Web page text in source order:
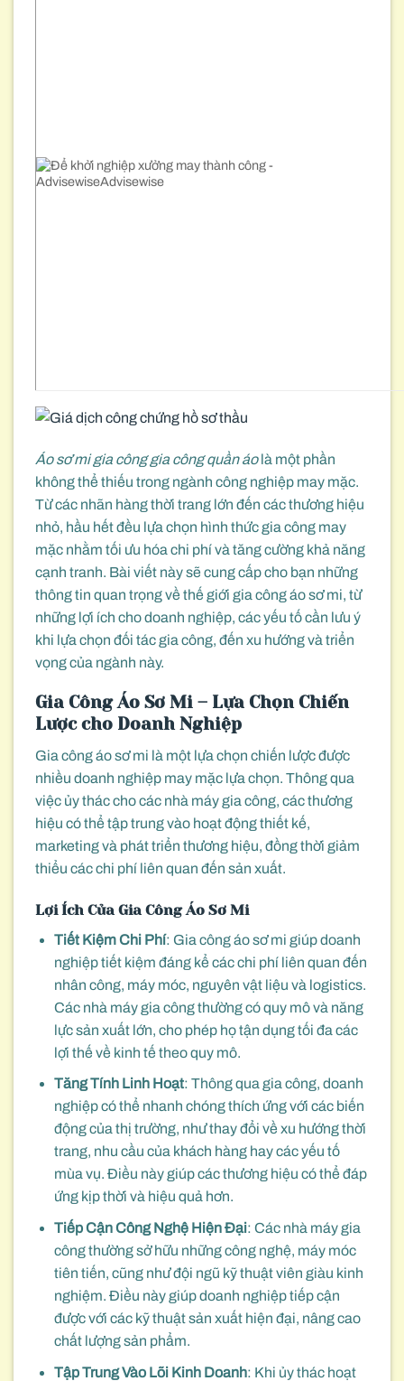
Áo sơ mi gia công gia công quần áolà một phần
không thể thiếu trong ngành công nghiệp may mặc.
Từ các nhãn hàng thời trang lớn đến các thương hiệu
nhỏ, hầu hết đều lựa chọn hình thức gia công may
mặc nhằm tối ưu hóa chi phí và tăng cường khả năng
cạnh tranh. Bài viết này sẽ cung cấp cho bạn những
thông tin quan trọng về thế giới gia công áo sơ mi, từ
những lợi ích cho doanh nghiệp, các yếu tố cần lưu ý
khi lựa chọn đối tác gia công, đến xu hướng và triển
vọng của ngành này.
Gia Công Áo Sơ Mi – Lựa Chọn Chiến
Lược cho Doanh Nghiệp
Gia công áo sơ mi là một lựa chọn chiến lược được
nhiều doanh nghiệp may mặc lựa chọn. Thông qua
việc ủy thác cho các nhà máy gia công, các thương
hiệu có thể tập trung vào hoạt động thiết kế,
marketing và phát triển thương hiệu, đồng thời giảm
thiểu các chi phí liên quan đến sản xuất.
Lợi Ích Của Gia Công Áo Sơ Mi
Tiết Kiệm Chi Phí: Gia công áo sơ mi giúp doanh
nghiệp tiết kiệm đáng kể các chi phí liên quan đến
nhân công, máy móc, nguyên vật liệu và logistics.
Các nhà máy gia công thường có quy mô và năng
lực sản xuất lớn, cho phép họ tận dụng tối đa các
lợi thế về kinh tế theo quy mô.
Tăng Tính Linh Hoạt: Thông qua gia công, doanh
nghiệp có thể nhanh chóng thích ứng với các biến
động của thị trường, như thay đổi về xu hướng thời
trang, nhu cầu của khách hàng hay các yếu tố
mùa vụ. Điều này giúp các thương hiệu có thể đáp
ứng kịp thời và hiệu quả hơn.
Tiếp Cận Công Nghệ Hiện Đại: Các nhà máy gia
công thường sở hữu những công nghệ, máy móc
tiên tiến, cũng như đội ngũ kỹ thuật viên giàu kinh
nghiệm. Điều này giúp doanh nghiệp tiếp cận
được với các kỹ thuật sản xuất hiện đại, nâng cao
chất lượng sản phẩm.
Tập Trung Vào Lõi Kinh Doanh: Khi ủy thác hoạt